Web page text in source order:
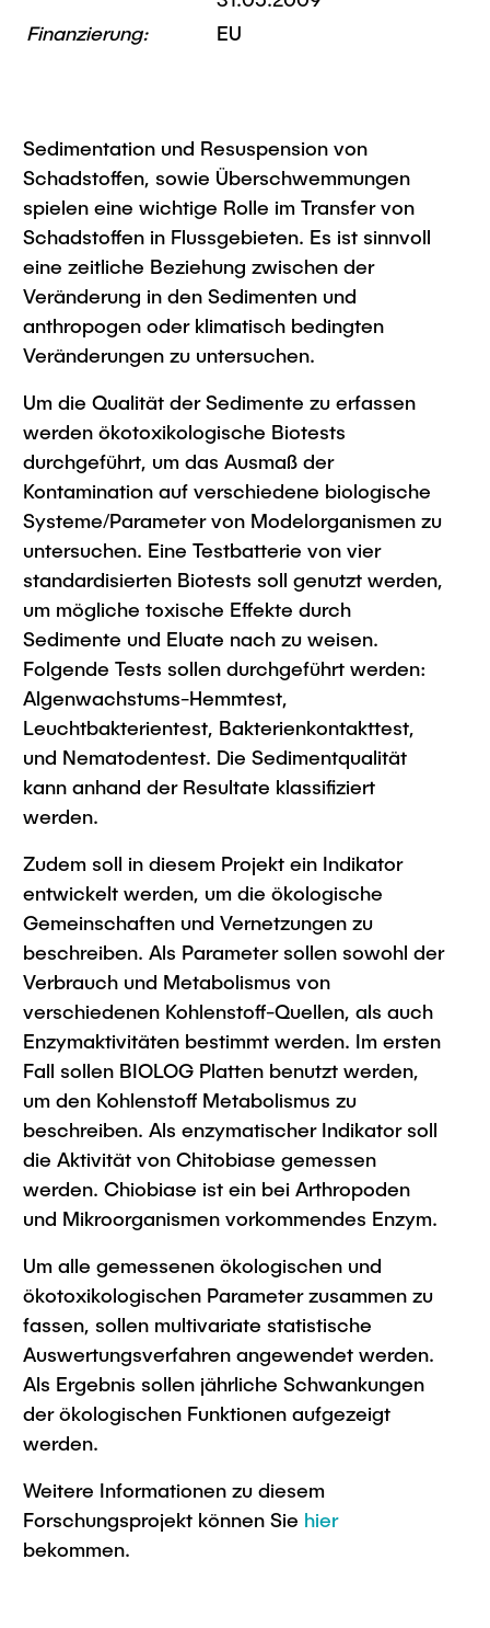
Best Practices Lehre
Lehre im europäischen Verbund (ECIU)
WorkINGLab / Makerspace
„Biobasierte Prozesse und
Forschung und Institute
Institute im Überblick
Finanzierung:
EU
Sedimentation und Resuspension von
Schadstoffen, sowie Überschwemmungen
spielen eine wichtige Rolle im Transfer von
Schadstoffen in Flussgebieten. Es ist sinnvoll
eine zeitliche Beziehung zwischen der
Veränderung in den Sedimenten und
anthropogen oder klimatisch bedingten
Veränderungen zu untersuchen.
Um die Qualität der Sedimente zu erfassen
werden ökotoxikologische Biotests
durchgeführt, um das Ausmaß der
Kontamination auf verschiedene biologische
Systeme/Parameter von Modelorganismen zu
untersuchen. Eine Testbatterie von vier
standardisierten Biotests soll genutzt werden,
um mögliche toxische Effekte durch
Sedimente und Eluate nach zu weisen.
Folgende Tests sollen durchgeführt werden:
Algenwachstums-Hemmtest,
Leuchtbakterientest, Bakterienkontakttest,
und Nematodentest. Die Sedimentqualität
kann anhand der Resultate klassifiziert
werden.
Zudem soll in diesem Projekt ein Indikator
entwickelt werden, um die ökologische
Gemeinschaften und Vernetzungen zu
beschreiben. Als Parameter sollen sowohl der
Verbrauch und Metabolismus von
verschiedenen Kohlenstoff-Quellen, als auch
Enzymaktivitäten bestimmt werden. Im ersten
Fall sollen BIOLOG Platten benutzt werden,
um den Kohlenstoff Metabolismus zu
beschreiben. Als enzymatischer Indikator soll
die Aktivität von Chitobiase gemessen
werden. Chiobiase ist ein bei Arthropoden
und Mikroorganismen vorkommendes Enzym.
Um alle gemessenen ökologischen und
ökotoxikologischen Parameter zusammen zu
fassen, sollen multivariate statistische
Auswertungsverfahren angewendet werden.
Als Ergebnis sollen jährliche Schwankungen
der ökologischen Funktionen aufgezeigt
werden.
Weitere Informationen zu diesem
Forschungsprojekt können Sie hier
bekommen.